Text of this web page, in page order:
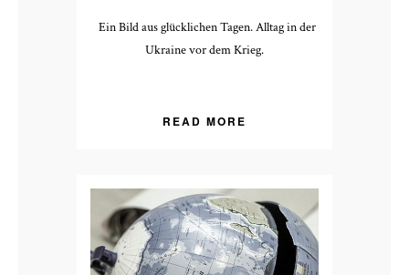
Ein Bild aus glücklichen Tagen. Alltag in der
Ukraine vor dem Krieg.
READ MORE